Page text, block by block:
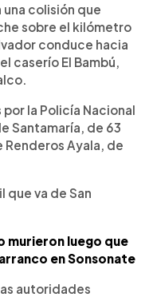
colisión que
sobre el kilómetro
conduce hacia
caserío El Bambú,
la Policía Nacional
Santamaría, de 63
Renderos Ayala, de
que va de San
murieron luego que
en Sonsonate
autoridades